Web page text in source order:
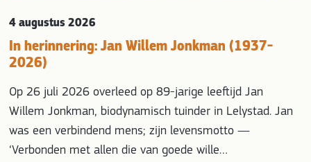
In herinnering: Jan Willem Jonkman (1937-
2026)
4 augustus 2026
Op 26 juli 2026 overleed op 89-jarige leeftijd Jan
Willem Jonkman, biodynamisch tuinder in Lelystad. Jan
was een verbindend mens; zijn levensmotto —
‘Verbonden met allen die van goede wille…